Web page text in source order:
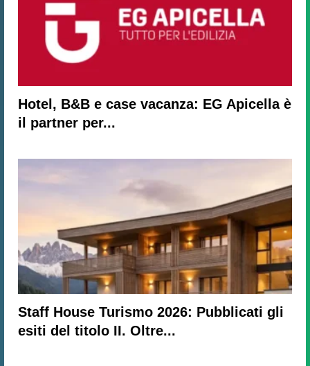
Hotel, B&B e case vacanza: EG Apicella è
il partner per...
Staff House Turismo 2026: Pubblicati gli
esiti del titolo II. Oltre...